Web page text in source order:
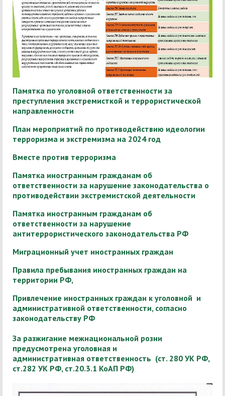
Памятка по уголовной ответственности за
преступления экстремисткой и террористической
направленности
План мероприятий по противодействию идеологии
терроризма и экстремизма на 2024 год
Вместе против терроризма
Памятка иностранным гражданам об
ответственности за нарушение законодательства о
противодействии экстремистской деятельности
Памятка иностранным гражданам об
ответственности за нарушение
антитеррористического законодательства РФ
Миграционный учет иностранных граждан
Правила пребывания иностранных граждан на
территории РФ,
Привлечение иностранных граждан к уголовной и
административной ответственности, согласно
законодательству РФ
За разжигание межнациональной розни
предусмотрена уголовная и
административная ответственность (ст. 280 УК РФ,
ст.282 УК РФ, ст.20.3.1 КоАП РФ)